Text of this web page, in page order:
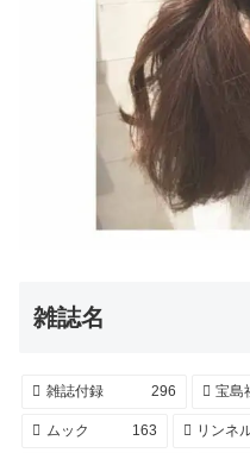
雑誌名
雑誌付録 296 宝島
ムック 163 リンネ